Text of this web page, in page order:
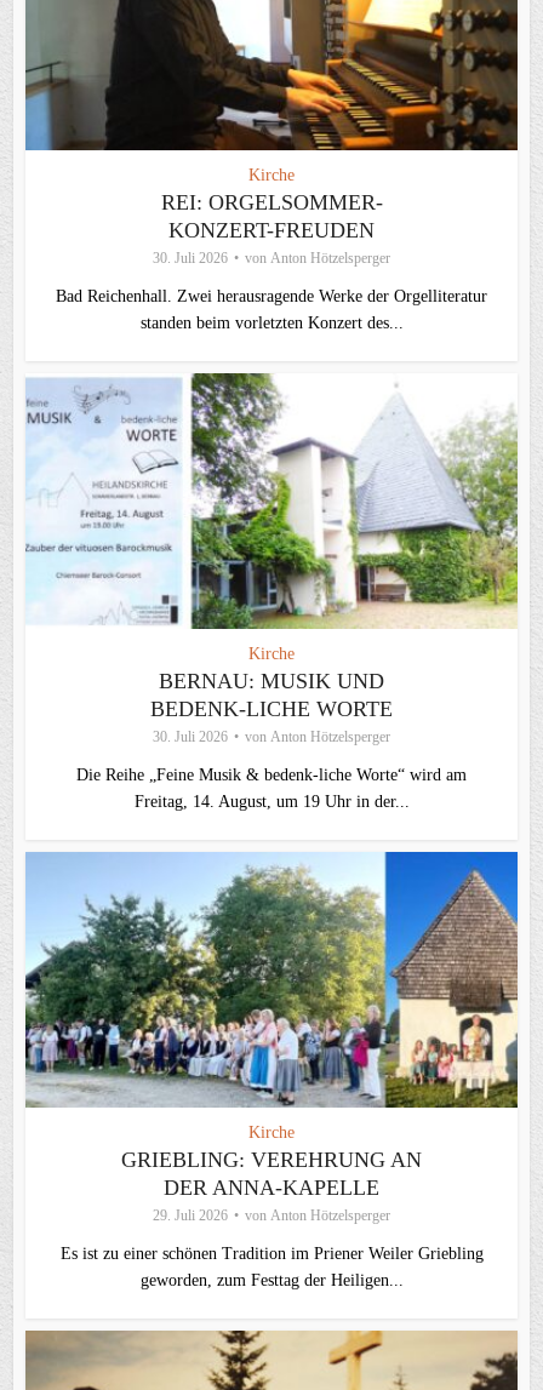
Kirche
REI: ORGELSOMMER-
KONZERT-FREUDEN
30. Juli 2026 von Anton Hötzelsperger
Bad Reichenhall. Zwei herausragende Werke der Orgelliteratur
standen beim vorletzten Konzert des...
Kirche
BERNAU: MUSIK UND
BEDENK-LICHE WORTE
30. Juli 2026 von Anton Hötzelsperger
Die Reihe „Feine Musik & bedenk-liche Worte“ wird am
Freitag, 14. August, um 19 Uhr in der...
Kirche
GRIEBLING: VEREHRUNG AN
DER ANNA-KAPELLE
29. Juli 2026 von Anton Hötzelsperger
Es ist zu einer schönen Tradition im Priener Weiler Griebling
geworden, zum Festtag der Heiligen...